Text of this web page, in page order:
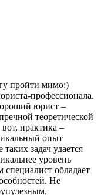
пройти мимо:)
профессионала.
юрист –
теоретической
практика –
опыт
задач удается
уровень
специалист обладает
Не